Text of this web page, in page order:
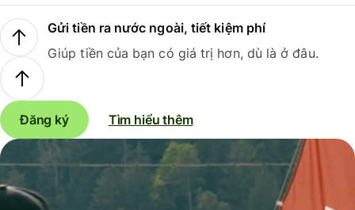
Gửi tiền ra nước ngoài, tiết kiệm phí
Giúp tiền của bạn có giá trị hơn, dù là ở đâu.
Đăng ký Tìm hiểu thêm